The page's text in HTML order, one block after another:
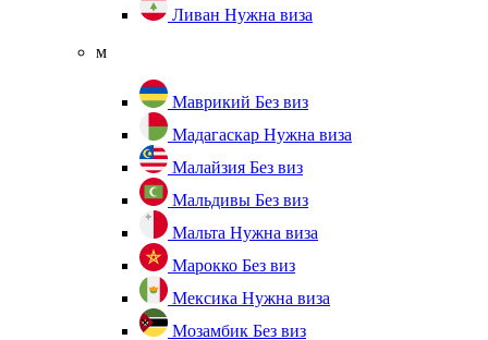
Ливан Нужна виза
м
Маврикий Без виз
Мадагаскар Нужна виза
Малайзия Без виз
Мальдивы Без виз
Мальта Нужна виза
Марокко Без виз
Мексика Нужна виза
Мозамбик Без виз